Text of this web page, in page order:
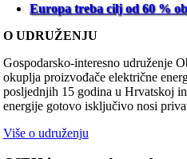
Europa treba cilj od 60 %
O UDRUŽENJU
Gospodarsko-interesno udruženje
okuplja proizvođače električne
posljednjih 15 godina u Hrvatskoj
energije gotovo isključivo nosi
Više o udruženju